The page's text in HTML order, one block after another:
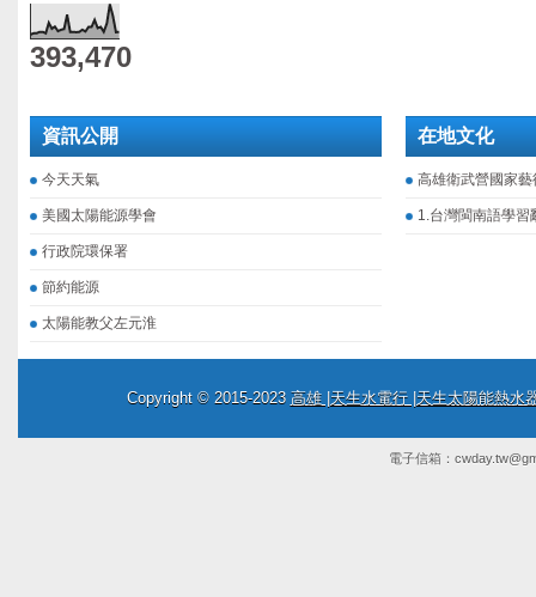
393,470
資訊公開
今天天氣
美國太陽能源學會
行政院環保署
節約能源
太陽能教父左元淮
在地文化
高雄衛武營國家藝
1.台灣閩南語學習
Copyright © 2015-2023 高雄 |天生水電行 |天生太陽能熱水
電子信箱：